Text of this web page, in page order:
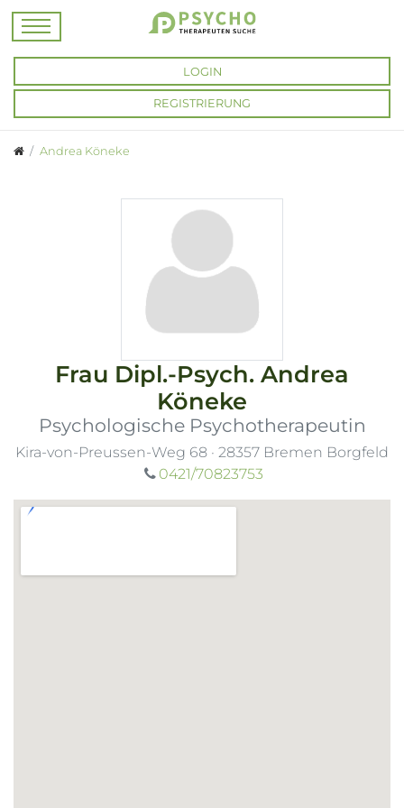
LOGIN
REGISTRIERUNG
Andrea Köneke
Frau Dipl.-Psych. Andrea
Köneke
Psychologische Psychotherapeutin
Kira-von-Preussen-Weg 68 · 28357 Bremen Borgfeld
0421/70823753